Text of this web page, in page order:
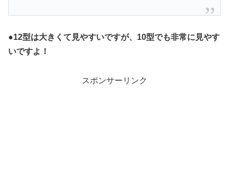
●12型は大きくて見やすいですが、10型でも非常に見やす
いですよ！
スポンサーリンク